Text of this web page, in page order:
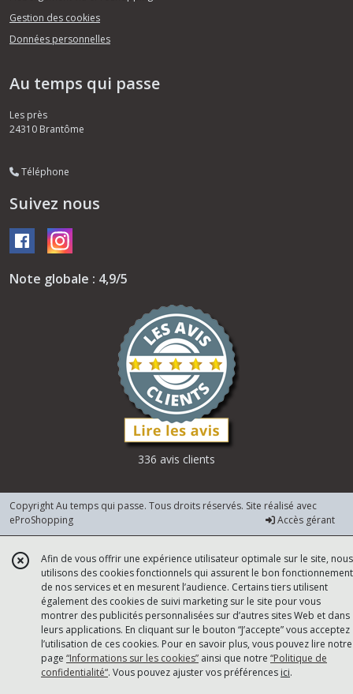
Gestion des cookies
Données personnelles
Au temps qui passe
Les près
24310 Brantôme
Téléphone
Suivez nous
Note globale : 4,9/5
336 avis clients
Copyright Au temps qui passe. Tous droits réservés. Site réalisé avec
eProShopping
Accès gérant
Afin de vous offrir une expérience utilisateur optimale sur le site, nous
utilisons des cookies fonctionnels qui assurent le bon fonctionnement
de nos services et en mesurent l’audience. Certains tiers utilisent
également des cookies de suivi marketing sur le site pour vous
montrer des publicités personnalisées sur d’autres sites Web et dans
leurs applications. En cliquant sur le bouton “J’accepte” vous acceptez
l’utilisation de ces cookies. Pour en savoir plus, vous pouvez lire notre
page “Informations sur les cookies” ainsi que notre “Politique de
confidentialité“. Vous pouvez ajuster vos préférences ici.